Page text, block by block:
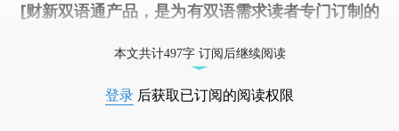
[财新双语通产品，是为有双语需求读者专门订制的
本文共计497字 订阅后继续阅读
登录 后获取已订阅的阅读权限